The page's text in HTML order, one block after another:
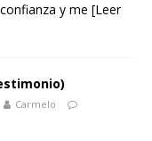
y me [Leer
Carmelo